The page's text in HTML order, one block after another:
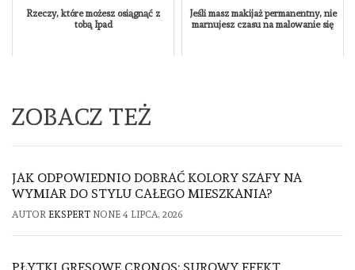
Rzeczy, które możesz osiągnąć z
tobą Ipad
Jeśli masz makijaż permanentny, nie
marnujesz czasu na malowanie się
ZOBACZ TEŻ
JAK ODPOWIEDNIO DOBRAĆ KOLORY SZAFY NA
WYMIAR DO STYLU CAŁEGO MIESZKANIA?
AUTOR EKSPERT NONE 4 LIPCA, 2026